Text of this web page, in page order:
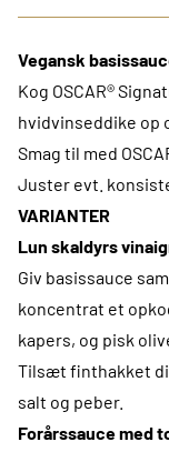
Vegansk
Kog OSCAR®
hvidvinseddike op
Smag til med
Juster evt.
VARIANTER
Lun skaldyrs
Giv basissauce
koncentrat et
kapers, og pisk
Tilsæt finthakket
salt og peber.
Forårssauce med